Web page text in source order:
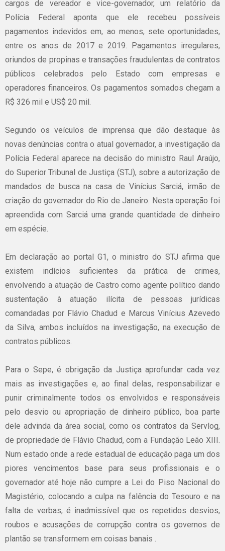
cargos de vereador e vice-governador, um relatório da
Polícia Federal aponta que ele recebeu possíveis
pagamentos indevidos em, ao menos, sete oportunidades,
entre os anos de 2017 e 2019. Pagamentos irregulares,
oriundos de propinas e transações fraudulentas de contratos
públicos celebrados pelo Estado com empresas e
operadores financeiros. Os pagamentos somados chegam a
R$ 326 mil e US$ 20 mil.
Segundo os veículos de imprensa que dão destaque às
novas denúncias contra o atual governador, a investigação da
Polícia Federal aparece na decisão do ministro Raul Araújo,
do Superior Tribunal de Justiça (STJ), sobre a autorização de
mandados de busca na casa de Vinícius Sarciá, irmão de
criação do governador do Rio de Janeiro. Nesta operação foi
apreendida com Sarciá uma grande quantidade de dinheiro
em espécie.
Em declaração ao portal G1, o ministro do STJ afirma que
existem indícios suficientes da prática de crimes,
envolvendo a atuação de Castro como agente político dando
sustentação à atuação ilícita de pessoas jurídicas
comandadas por Flávio Chadud e Marcus Vinícius Azevedo
da Silva, ambos incluídos na investigação, na execução de
contratos públicos.
Para o Sepe, é obrigação da Justiça aprofundar cada vez
mais as investigações e, ao final delas, responsabilizar e
punir criminalmente todos os envolvidos e responsáveis
pelo desvio ou apropriação de dinheiro público, boa parte
dele advinda da área social, como os contratos da Servlog,
de propriedade de Flávio Chadud, com a Fundação Leão XIII.
Num estado onde a rede estadual de educação paga um dos
piores vencimentos base para seus profissionais e o
governador até hoje não cumpre a Lei do Piso Nacional do
Magistério, colocando a culpa na falência do Tesouro e na
falta de verbas, é inadmissível que os repetidos desvios,
roubos e acusações de corrupção contra os governos de
plantão se transformem em coisas banais .